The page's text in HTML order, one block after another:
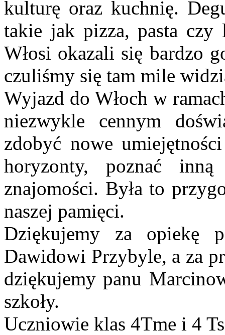
kulturę oraz kuchnię.
takie jak pizza, pasta czy
Włosi okazali się bardzo
czuliśmy się tam mile
Wyjazd do Włoch w
niezwykle cennym
zdobyć nowe
horyzonty, poznać
znajomości. Była to
naszej pamięci.
Dziękujemy za opiekę
Dawidowi Przybyle, a za
dziękujemy panu
szkoły.
Uczniowie klas 4Tme i 4